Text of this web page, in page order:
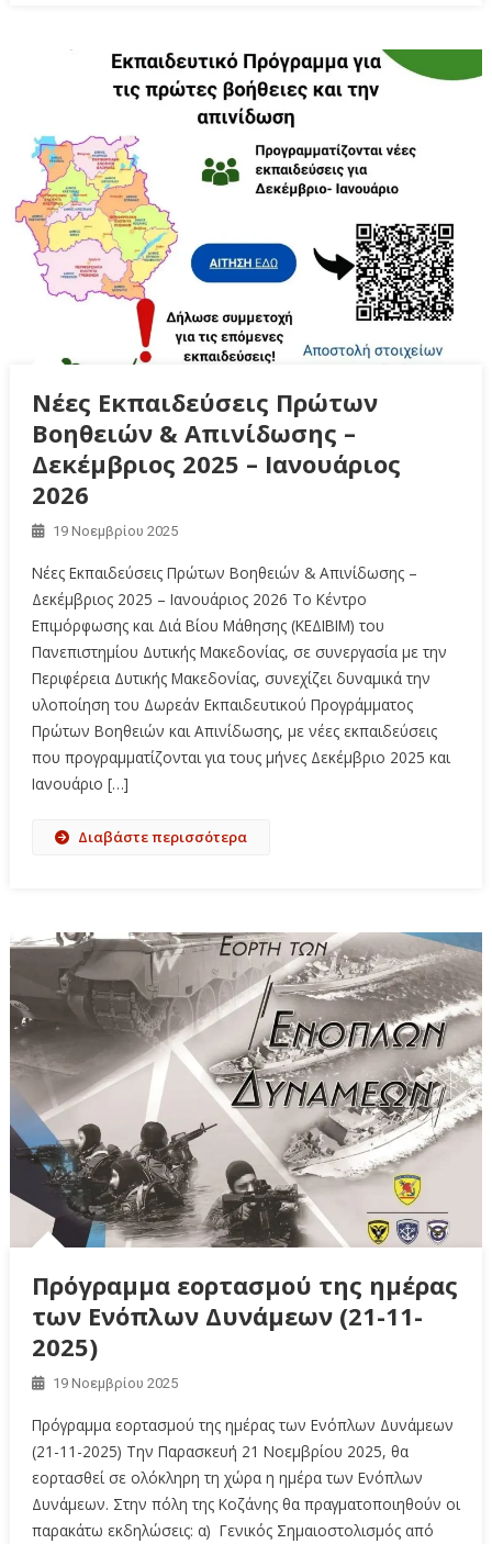
Νέες Εκπαιδεύσεις Πρώτων
Βοηθειών & Απινίδωσης –
Δεκέμβριος 2025 – Ιανουάριος
2026
19 Νοεμβρίου 2025
Νέες Εκπαιδεύσεις Πρώτων Βοηθειών & Απινίδωσης –
Δεκέμβριος 2025 – Ιανουάριος 2026 Το Κέντρο
Επιμόρφωσης και Διά Βίου Μάθησης (ΚΕΔΙΒΙΜ) του
Πανεπιστημίου Δυτικής Μακεδονίας, σε συνεργασία με την
Περιφέρεια Δυτικής Μακεδονίας, συνεχίζει δυναμικά την
υλοποίηση του Δωρεάν Εκπαιδευτικού Προγράμματος
Πρώτων Βοηθειών και Απινίδωσης, με νέες εκπαιδεύσεις
που προγραμματίζονται για τους μήνες Δεκέμβριο 2025 και
Ιανουάριο […]
Διαβάστε περισσότερα
Πρόγραμμα εορτασμού της ημέρας
των Ενόπλων Δυνάμεων (21-11-
2025)
19 Νοεμβρίου 2025
Πρόγραμμα εορτασμού της ημέρας των Ενόπλων Δυνάμεων
(21-11-2025) Την Παρασκευή 21 Νοεμβρίου 2025, θα
εορτασθεί σε ολόκληρη τη χώρα η ημέρα των Ενόπλων
Δυνάμεων. Στην πόλη της Κοζάνης θα πραγματοποιηθούν οι
παρακάτω εκδηλώσεις: α) Γενικός Σημαιοστολισμός από